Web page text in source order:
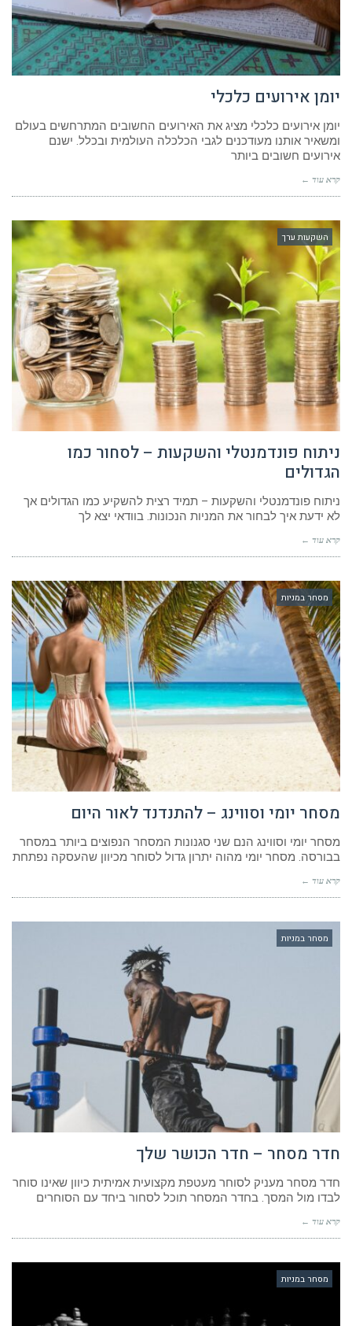
יומן אירועים כלכלי
יומן אירועים כלכלי מציג את האירועים החשובים המתרחשים בעולם
ומשאיר אותנו מעודכנים לגבי הכלכלה העולמית ובכלל. ישנם
אירועים חשובים ביותר
קרא עוד ←
השקעות ערך
ניתוח פונדמנטלי והשקעות – לסחור כמו
הגדולים
ניתוח פונדמנטלי והשקעות – תמיד רצית להשקיע כמו הגדולים אך
לא ידעת איך לבחור את המניות הנכונות. בוודאי יצא לך
קרא עוד ←
מסחר במניות
מסחר יומי וסווינג – להתנדנד לאור היום
מסחר יומי וסווינג הנם שני סגנונות המסחר הנפוצים ביותר במסחר
בבורסה. מסחר יומי מהוה יתרון גדול לסוחר מכיוון שהעסקה נפתחת
קרא עוד ←
מסחר במניות
חדר מסחר – חדר הכושר שלך
חדר מסחר מעניק לסוחר מעטפת מקצועית אמיתית כיוון שאינו סוחר
לבדו מול המסך. בחדר המסחר תוכל לסחור ביחד עם הסוחרים
קרא עוד ←
מסחר במניות